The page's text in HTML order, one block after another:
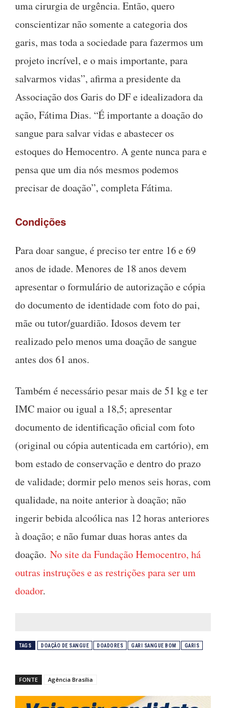
uma cirurgia de urgência. Então, quero
conscientizar não somente a categoria dos
garis, mas toda a sociedade para fazermos um
projeto incrível, e o mais importante, para
salvarmos vidas”, afirma a presidente da
Associação dos Garis do DF e idealizadora da
ação, Fátima Dias. “É importante a doação do
sangue para salvar vidas e abastecer os
estoques do Hemocentro. A gente nunca para e
pensa que um dia nós mesmos podemos
precisar de doação”, completa Fátima.
Condições
Para doar sangue, é preciso ter entre 16 e 69
anos de idade. Menores de 18 anos devem
apresentar o formulário de autorização e cópia
do documento de identidade com foto do pai,
mãe ou tutor/guardião. Idosos devem ter
realizado pelo menos uma doação de sangue
antes dos 61 anos.
Também é necessário pesar mais de 51 kg e ter
IMC maior ou igual a 18,5; apresentar
documento de identificação oficial com foto
(original ou cópia autenticada em cartório), em
bom estado de conservação e dentro do prazo
de validade; dormir pelo menos seis horas, com
qualidade, na noite anterior à doação; não
ingerir bebida alcoólica nas 12 horas anteriores
à doação; e não fumar duas horas antes da
doação. No site da Fundação Hemocentro, há
outras instruções e as restrições para ser um
doador.
TAGS DOAÇÃO DE SANGUE DOADORES GARI SANGUE BOM GARIS
FONTE Agência Brasília